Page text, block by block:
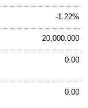
-1.22%
20,000.000
0.00
0.00